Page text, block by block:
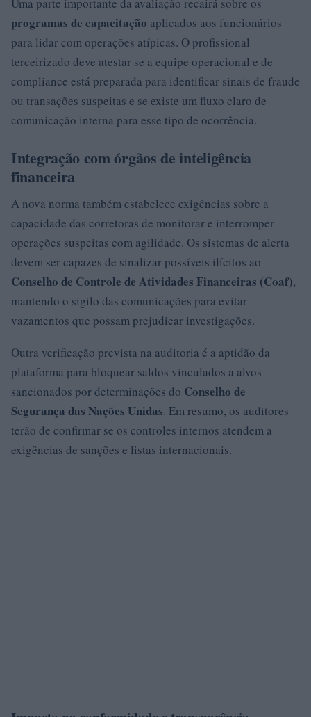
programas de capacitação aplicados aos funcionários
para lidar com operações atípicas. O profissional
terceirizado deve atestar se a equipe operacional e de
compliance está preparada para identificar sinais de fraude
ou transações suspeitas e se existe um fluxo claro de
comunicação interna para esse tipo de ocorrência.
Integração com órgãos de inteligência
financeira
A nova norma também estabelece exigências sobre a
capacidade das corretoras de monitorar e interromper
operações suspeitas com agilidade. Os sistemas de alerta
devem ser capazes de sinalizar possíveis ilícitos ao
Conselho de Controle de Atividades Financeiras (Coaf),
mantendo o sigilo das comunicações para evitar
vazamentos que possam prejudicar investigações.
Outra verificação prevista na auditoria é a aptidão da
plataforma para bloquear saldos vinculados a alvos
sancionados por determinações do Conselho de
Segurança das Nações Unidas. Em resumo, os auditores
terão de confirmar se os controles internos atendem a
exigências de sanções e listas internacionais.